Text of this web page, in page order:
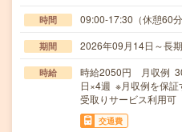
時間 09:00-17:30（休憩60
期間 2026年09月14日～長
時給
時給2050円 月収例
日×4週 ※月収例を保
受取りサービス利用可
交通費